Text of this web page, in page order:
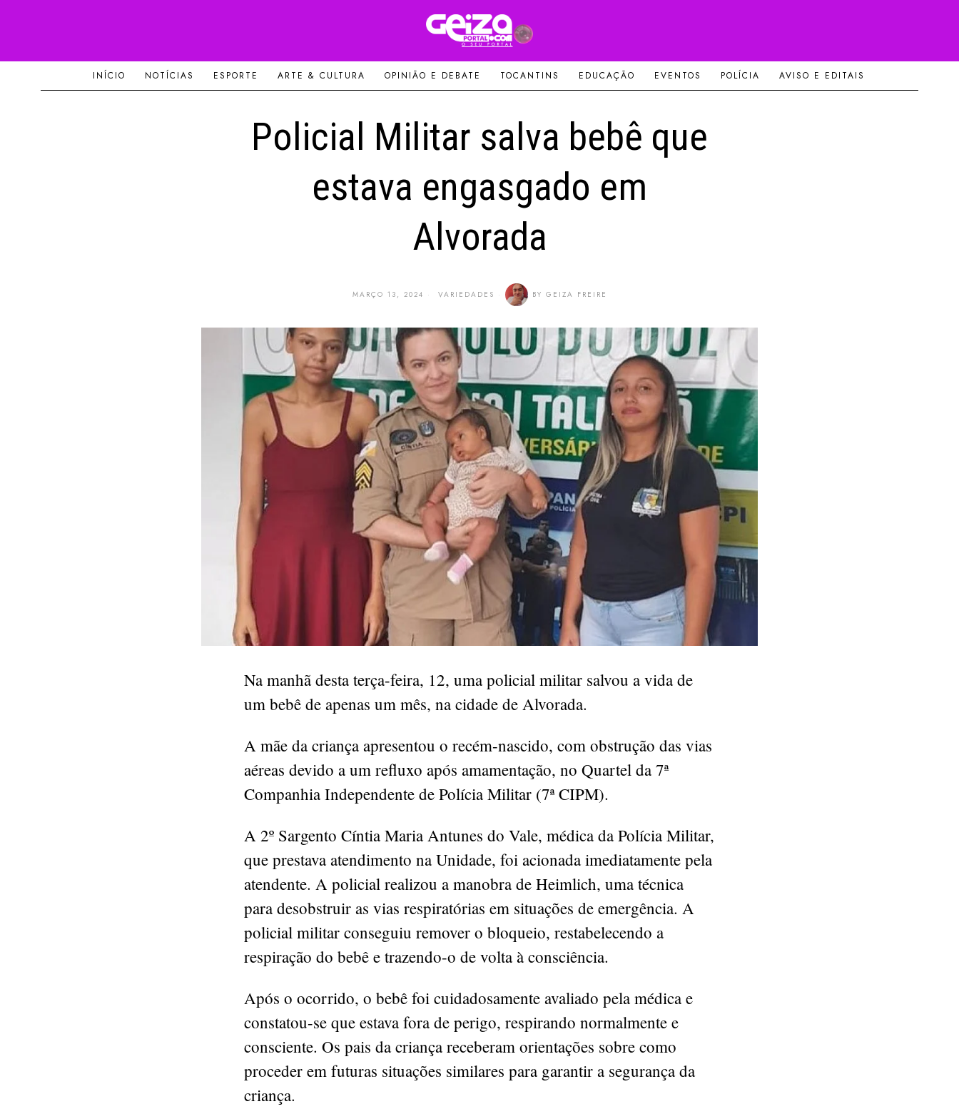
INÍCIO NOTÍCIAS ESPORTE ARTE & CULTURA OPINIÃO E DEBATE TOCANTINS EDUCAÇÃO EVENTOS POLÍCIA AVISO E EDITAIS
Policial Militar salva bebê que
estava engasgado em
Alvorada
MARÇO 13, 2024 VARIEDADES BY GEIZA FREIRE
Na manhã desta terça-feira, 12, uma policial militar salvou a vida de
um bebê de apenas um mês, na cidade de Alvorada.
A mãe da criança apresentou o recém-nascido, com obstrução das vias
aéreas devido a um refluxo após amamentação, no Quartel da 7ª
Companhia Independente de Polícia Militar (7ª CIPM).
A 2º Sargento Cíntia Maria Antunes do Vale, médica da Polícia Militar,
que prestava atendimento na Unidade, foi acionada imediatamente pela
atendente. A policial realizou a manobra de Heimlich, uma técnica
para desobstruir as vias respiratórias em situações de emergência. A
policial militar conseguiu remover o bloqueio, restabelecendo a
respiração do bebê e trazendo-o de volta à consciência.
Após o ocorrido, o bebê foi cuidadosamente avaliado pela médica e
constatou-se que estava fora de perigo, respirando normalmente e
consciente. Os pais da criança receberam orientações sobre como
proceder em futuras situações similares para garantir a segurança da
criança.